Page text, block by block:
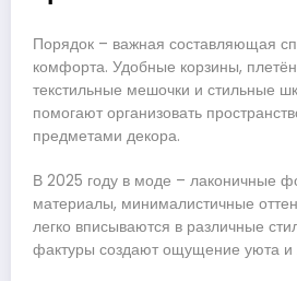
Порядок – важная составляющая
комфорта. Удобные корзины,
текстильные мешочки и стильные
помогают организовать
предметами декора.
В 2025 году в моде – лаконичные
материалы, минималистичные
легко вписываются в различные
фактуры создают ощущение уюта и